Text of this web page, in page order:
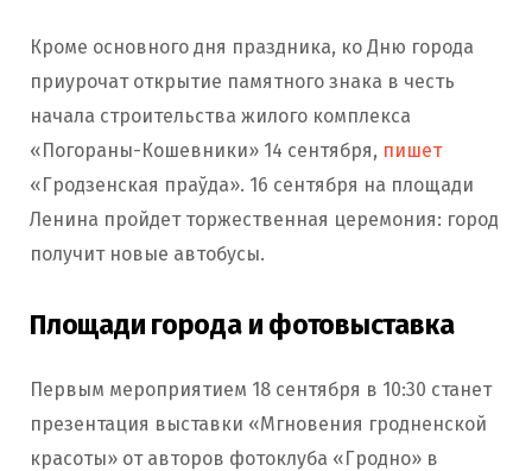
Кроме основного дня праздника, ко Дню города
приурочат открытие памятного знака в честь
начала строительства жилого комплекса
«Погораны-Кошевники» 14 сентября, пишет
«Гродзенская праўда». 16 сентября на площади
Ленина пройдет торжественная церемония: город
получит новые автобусы.
Площади города и фотовыставка
Первым мероприятием 18 сентября в 10:30 станет
презентация выставки «Мгновения гродненской
красоты» от авторов фотоклуба «Гродно» в